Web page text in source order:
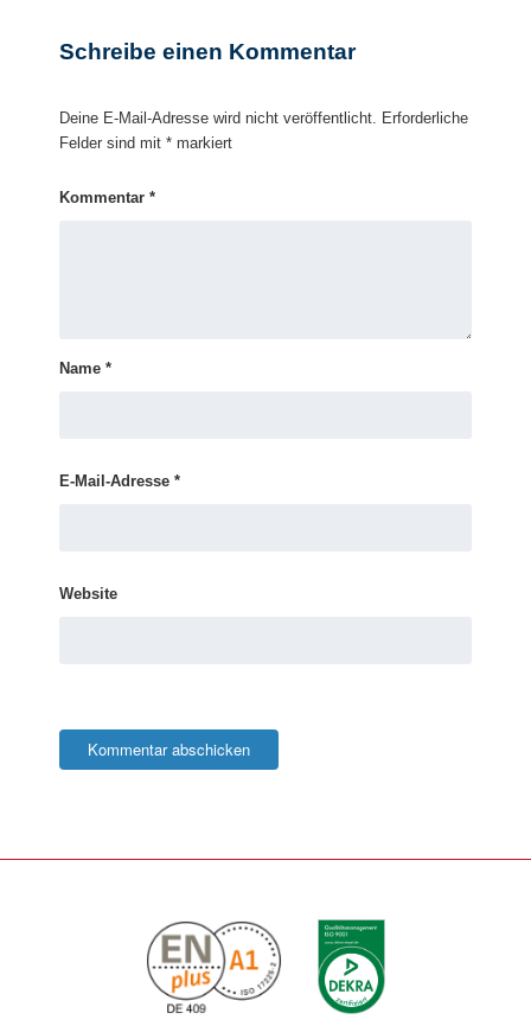
Schreibe einen Kommentar
Deine E-Mail-Adresse wird nicht veröffentlicht. Erforderliche
Felder sind mit * markiert
Kommentar *
Name *
E-Mail-Adresse *
Website